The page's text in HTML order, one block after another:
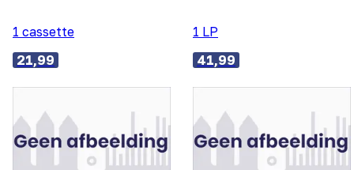
1 cassette
21,99
1 LP
41,99